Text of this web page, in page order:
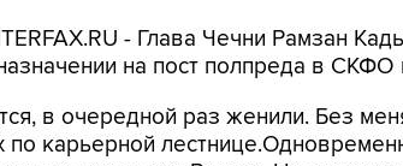
- Глава Чечни Рамзан
на пост полпреда в
в очередной раз женили. Без
карьерной